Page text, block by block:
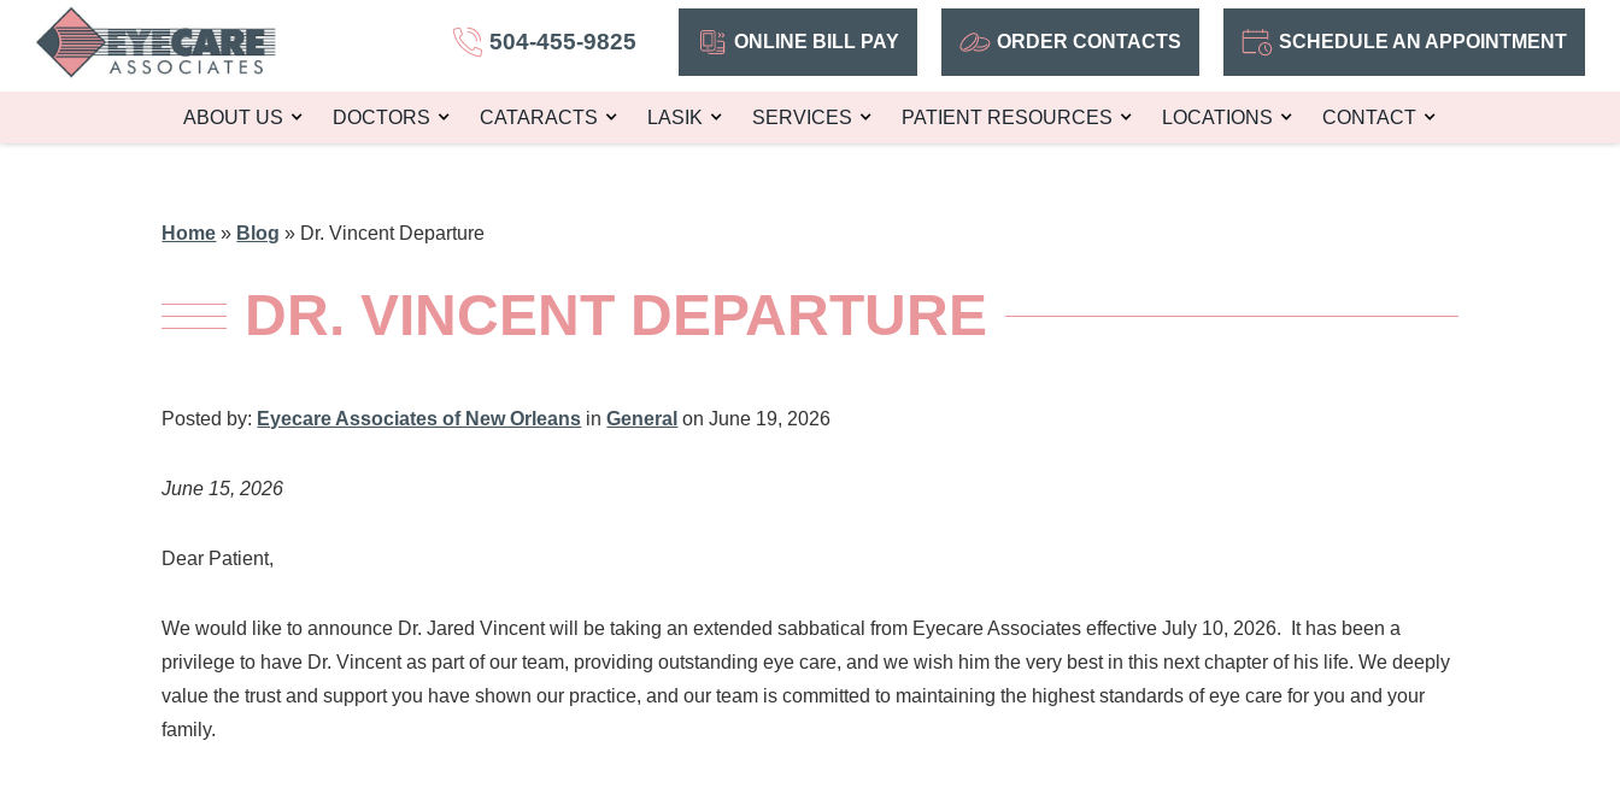
504-455-9825 ONLINE BILL PAY ORDER CONTACTS SCHEDULE AN APPOINTMENT
ABOUT US DOCTORS CATARACTS LASIK SERVICES PATIENT RESOURCES LOCATIONS CONTACT
Home » Blog » Dr. Vincent Departure
DR. VINCENT DEPARTURE
Posted by: Eyecare Associates of New Orleans inGeneral on June 19, 2026
June 15, 2026
Dear Patient,
We would like to announce Dr. Jared Vincent will be taking an extended sabbatical from Eyecare Associates effective July 10, 2026. It has been a
privilege to have Dr. Vincent as part of our team, providing outstanding eye care, and we wish him the very best in this next chapter of his life. We deeply
value the trust and support you have shown our practice, and our team is committed to maintaining the highest standards of eye care for you and your
family.